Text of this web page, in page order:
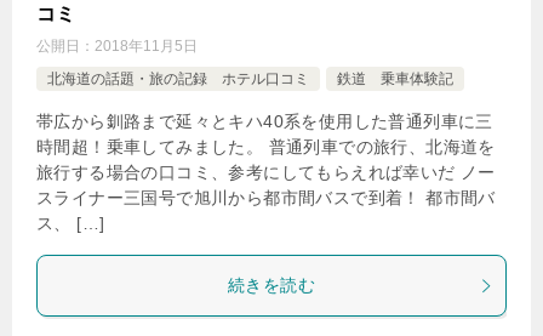
コミ
公開日： 2018年11月5日
北海道の話題・旅の記録 ホテル口コミ
鉄道 乗車体験記
帯広から釧路まで延々とキハ40系を使用した普通列車に三
時間超！乗車してみました。 普通列車での旅行、北海道を
旅行する場合の口コミ、参考にしてもらえれば幸いだ ノー
スライナー三国号で旭川から都市間バスで到着！ 都市間バ
ス、 […]
続きを読む